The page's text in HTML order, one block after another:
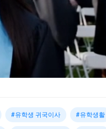
#유학생 귀국이사 #유학생활